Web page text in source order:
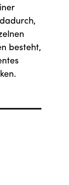
besteht,